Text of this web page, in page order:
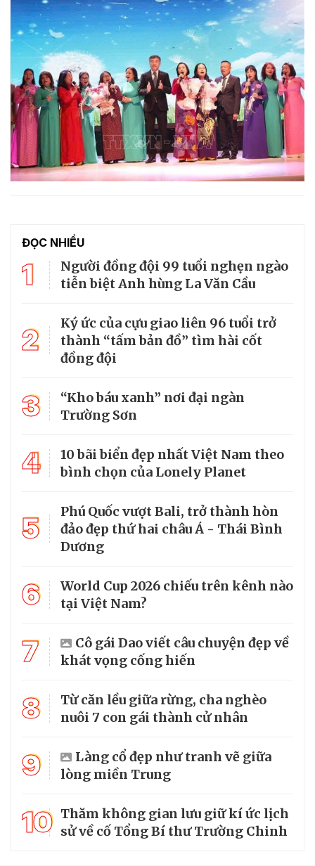
ĐỌC NHIỀU
1
Người đồng đội 99 tuổi nghẹn ngào
tiễn biệt Anh hùng La Văn Cầu
2
Ký ức của cựu giao liên 96 tuổi trở
thành “tấm bản đồ” tìm hài cốt
đồng đội
3
“Kho báu xanh” nơi đại ngàn
Trường Sơn
4
10 bãi biển đẹp nhất Việt Nam theo
bình chọn của Lonely Planet
5
Phú Quốc vượt Bali, trở thành hòn
đảo đẹp thứ hai châu Á - Thái Bình
Dương
6
World Cup 2026 chiếu trên kênh nào
tại Việt Nam?
7
Cô gái Dao viết câu chuyện đẹp về
khát vọng cống hiến
8
Từ căn lều giữa rừng, cha nghèo
nuôi 7 con gái thành cử nhân
9
Làng cổ đẹp như tranh vẽ giữa
lòng miền Trung
10 Thăm không gian lưu giữ kí ức lịch
sử về cố Tổng Bí thư Trường Chinh